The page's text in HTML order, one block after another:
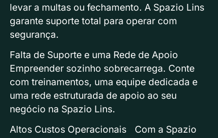
levar a multas ou fechamento. A Spazio Lins
garante suporte total para operar com
segurança.
Falta de Suporte e uma Rede de Apoio
Empreender sozinho sobrecarrega. Conte
com treinamentos, uma equipe dedicada e
uma rede estruturada de apoio ao seu
negócio na Spazio Lins.
Altos Custos Operacionais Com a Spazio